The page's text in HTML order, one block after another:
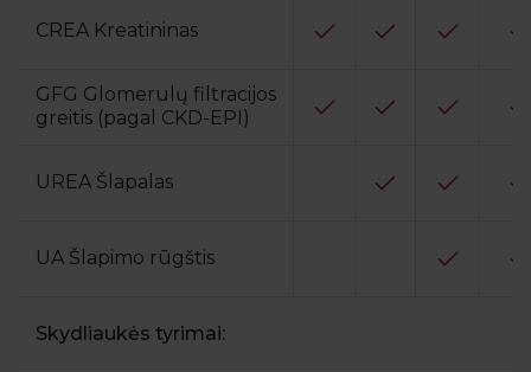
CREA Kreatininas
GFG Glomerulų filtracijos
greitis (pagal CKD-EPI)
UREA Šlapalas
UA Šlapimo rūgštis
Skydliaukės tyrimai: